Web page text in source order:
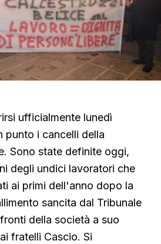
ufficialmente lunedì
punto i cancelli della
Sono state definite oggi,
degli undici lavoratori che
ai primi dell'anno dopo la
sancita dal Tribunale
della società a suo
fratelli Cascio. Si